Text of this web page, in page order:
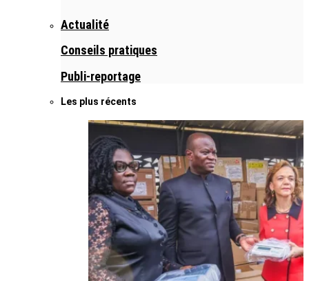
Actualité
Conseils pratiques
Publi-reportage
Les plus récents